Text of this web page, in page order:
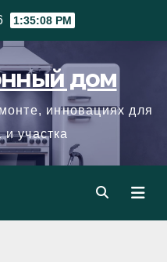
1:35:09 PM
дом
инновациях для
участка